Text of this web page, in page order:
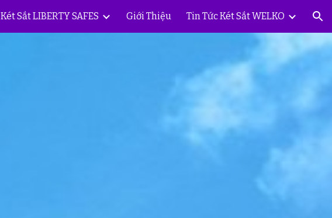
Skip to navigation
Két Sắt LIBERTY SAFES Giới Thiệu Tin Tức Két Sắt WELKO